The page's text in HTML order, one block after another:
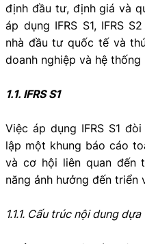
định đầu tư, định giá và
áp dụng IFRS S1, IFRS
nhà đầu tư quốc tế và
doanh nghiệp và hệ thống
1.1. IFRS S1
Việc áp dụng IFRS S1
lập một khung báo cáo
và cơ hội liên quan đến
năng ảnh hưởng đến
1.1.1. Cấu trúc nội dung